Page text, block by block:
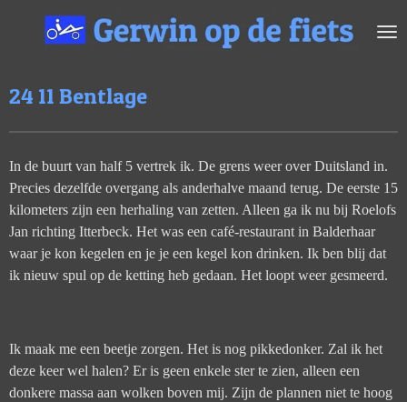
direct
hoofdinhoud
24 11 Bentlage
In de buurt van half 5 vertrek ik. De grens weer over Duitsland in.
Precies dezelfde overgang als anderhalve maand terug. De eerste 15
kilometers zijn een herhaling van zetten. Alleen ga ik nu bij Roelofs
Jan richting Itterbeck. Het was een café-restaurant in Balderhaar
waar je kon kegelen en je je een kegel kon drinken. Ik ben blij dat
ik nieuw spul op de ketting heb gedaan. Het loopt weer gesmeerd.
Ik maak me een beetje zorgen. Het is nog pikkedonker. Zal ik het
deze keer wel halen? Er is geen enkele ster te zien, alleen een
donkere massa aan wolken boven mij. Zijn de plannen niet te hoog